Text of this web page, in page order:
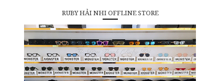
RUBY HẢI NHI OFFLINE STORE